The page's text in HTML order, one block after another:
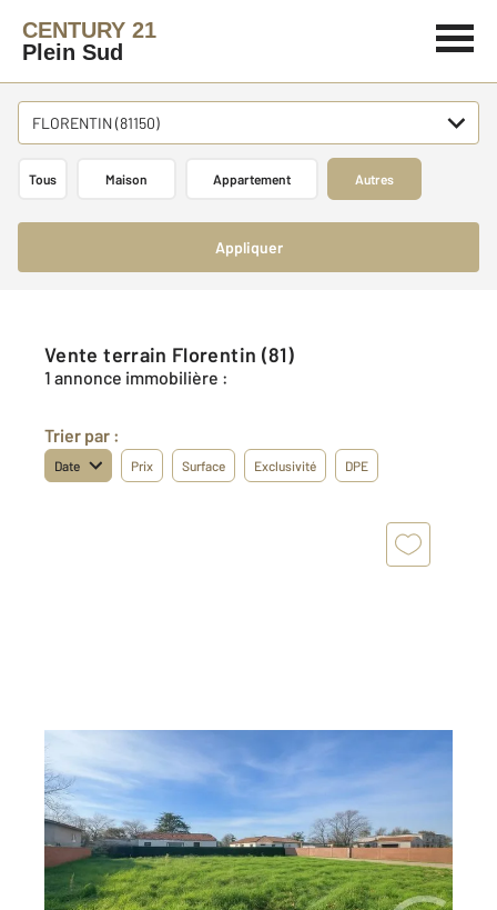
CENTURY 21
Plein Sud
FLORENTIN (81150)
Tous Maison Appartement Autres
Appliquer
Vente terrain Florentin (81)
1 annonce immobilière :
Trier par :
Date Prix Surface Exclusivité DPE
FLORENTIN 81
784 m2
Ref : 1885
Terrain à vendre
55 000 €